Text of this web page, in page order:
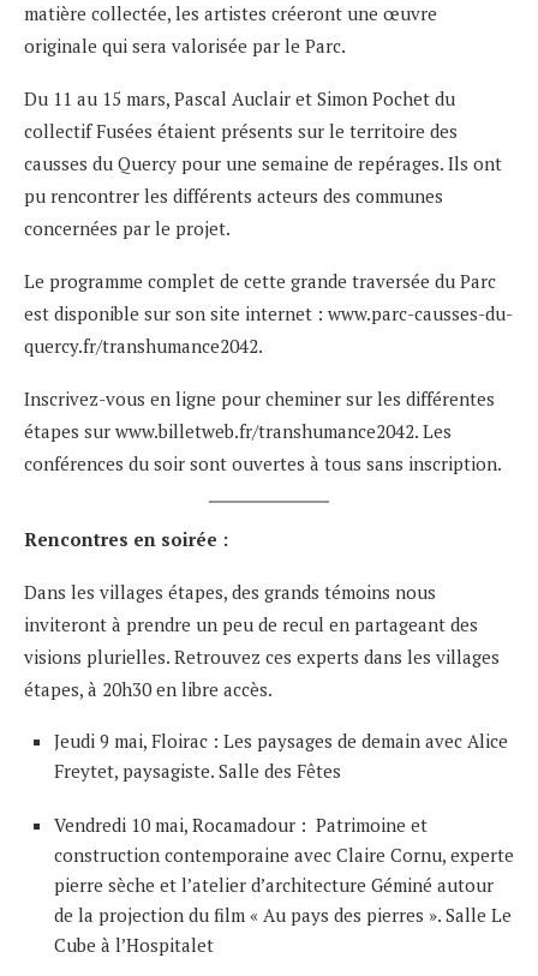
matière collectée, les artistes créeront une œuvre
originale qui sera valorisée par le Parc.
Du 11 au 15 mars, Pascal Auclair et Simon Pochet du
collectif Fusées étaient présents sur le territoire des
causses du Quercy pour une semaine de repérages. Ils ont
pu rencontrer les différents acteurs des communes
concernées par le projet.
Le programme complet de cette grande traversée du Parc
est disponible sur son site internet : www.parc-causses-du-
quercy.fr/transhumance2042.
Inscrivez-vous en ligne pour cheminer sur les différentes
étapes sur www.billetweb.fr/transhumance2042. Les
conférences du soir sont ouvertes à tous sans inscription.
Rencontres en soirée :
Dans les villages étapes, des grands témoins nous
inviteront à prendre un peu de recul en partageant des
visions plurielles. Retrouvez ces experts dans les villages
étapes, à 20h30 en libre accès.
Jeudi 9 mai, Floirac : Les paysages de demain avec Alice
Freytet, paysagiste. Salle des Fêtes
Vendredi 10 mai, Rocamadour : Patrimoine et
construction contemporaine avec Claire Cornu, experte
pierre sèche et l’atelier d’architecture Géminé autour
de la projection du film « Au pays des pierres ». Salle Le
Cube à l’Hospitalet